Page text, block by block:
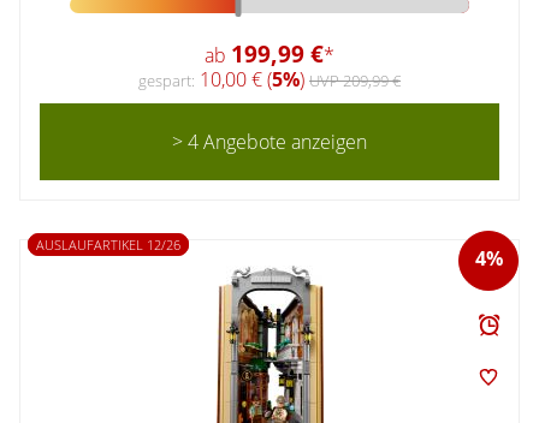
ab 199,99 €*
gespart: 10,00 € (5%) UVP 209,99 €
> 4 Angebote anzeigen
4%
AUSLAUFARTIKEL 12/26